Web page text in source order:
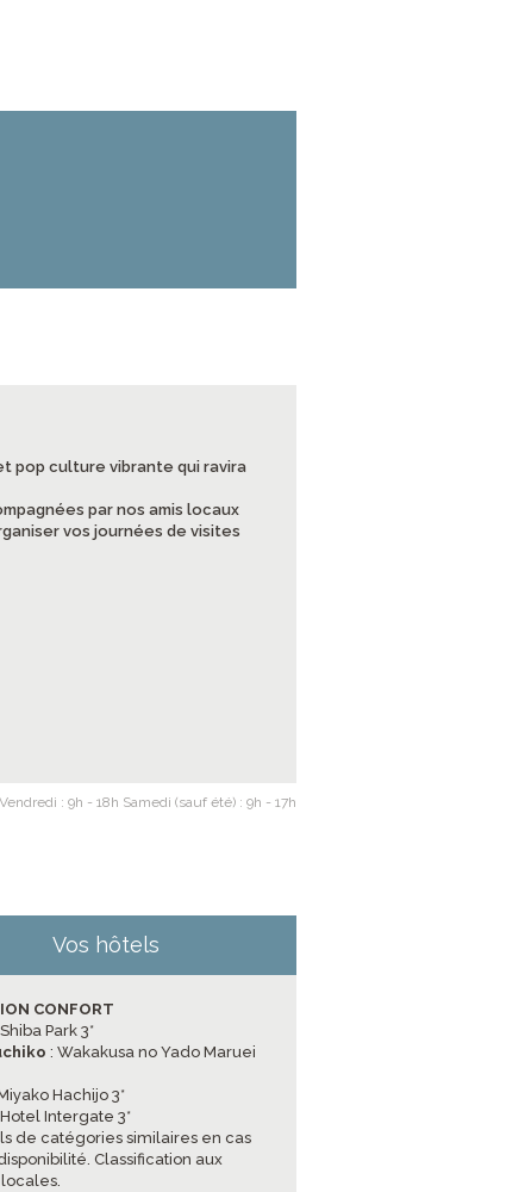
pop culture vibrante qui ravira
par nos amis locaux
vos journées de visites
: 9h - 18h Samedi (sauf été) : 9h - 17h
Vos hôtels
CONFORT
Park 3*
: Wakakusa no Yado Maruei
Hachijo 3*
Intergate 3*
de catégories similaires en cas
Classification aux